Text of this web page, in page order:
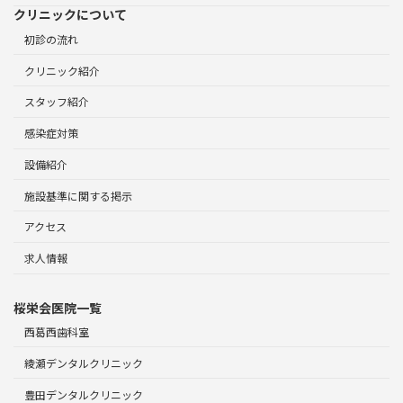
クリニックについて
初診の流れ
クリニック紹介
スタッフ紹介
感染症対策
設備紹介
施設基準に関する掲示
アクセス
求人情報
桜栄会医院一覧
西葛西歯科室
綾瀬デンタルクリニック
豊田デンタルクリニック